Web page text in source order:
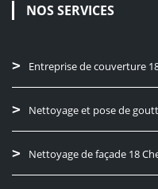
NOS SERVICES
Entreprise de couverture
Nettoyage et pose de
Nettoyage de façade 18